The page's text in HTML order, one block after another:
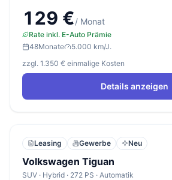
129 €/ Monat
Rate inkl. E-Auto Prämie
48Monate
5.000 km/J.
zzgl. 1.350 € einmalige Kosten
Details anzeigen
Leasing Gewerbe Neu
Volkswagen Tiguan
SUV · Hybrid · 272 PS · Automatik